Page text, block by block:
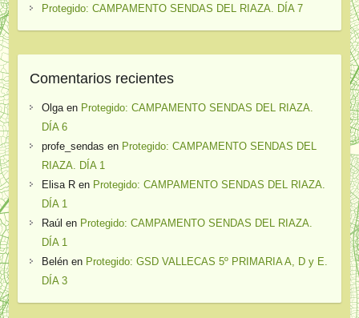
Protegido: CAMPAMENTO SENDAS DEL RIAZA. DÍA 7
Comentarios recientes
Olgaen Protegido: CAMPAMENTO SENDAS DEL RIAZA.
DÍA 6
profe_sendas en Protegido: CAMPAMENTO SENDAS DEL
RIAZA. DÍA 1
Elisa Ren Protegido: CAMPAMENTO SENDAS DEL RIAZA.
DÍA 1
Raúl en Protegido: CAMPAMENTO SENDAS DEL RIAZA.
DÍA 1
Belénen Protegido: GSD VALLECAS 5º PRIMARIA A, D y E.
DÍA 3